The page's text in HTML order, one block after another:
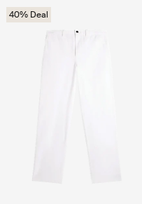
40% Deal